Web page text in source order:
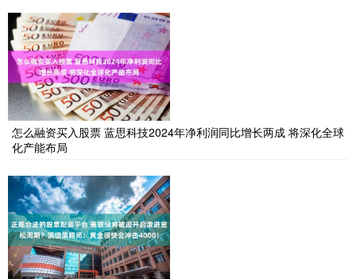
怎么融资买入股票 蓝思科技2024年净利润同比增长两成 将深化全球
化产能布局